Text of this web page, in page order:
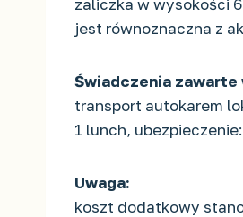
zaliczka w wysokości
jest równoznaczna z
Świadczenia zawarte
transport autokarem
1 lunch,
Uwaga:
koszt dodatkowy